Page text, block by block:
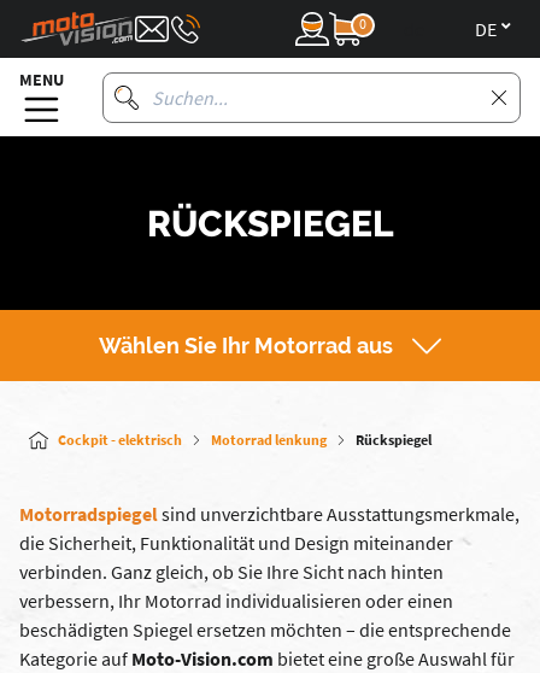
0
MENU
RÜCKSPIEGEL
Wählen Sie Ihr Motorrad aus
Cockpit - elektrisch Motorrad lenkung Rückspiegel
Motorradspiegelsind unverzichtbare Ausstattungsmerkmale,
die Sicherheit, Funktionalität und Design miteinander
verbinden. Ganz gleich, ob Sie Ihre Sicht nach hinten
verbessern, Ihr Motorrad individualisieren oder einen
beschädigten Spiegel ersetzen möchten – die entsprechende
Kategorie auf Moto-Vision.com bietet eine große Auswahl für